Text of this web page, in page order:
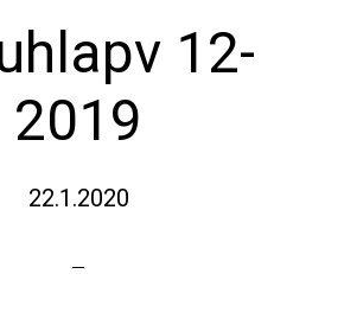
12-
2019
22.1.2020